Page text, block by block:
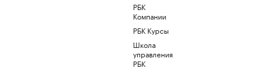
РБК
Компании
РБК Курсы
Школа
управления
РБК